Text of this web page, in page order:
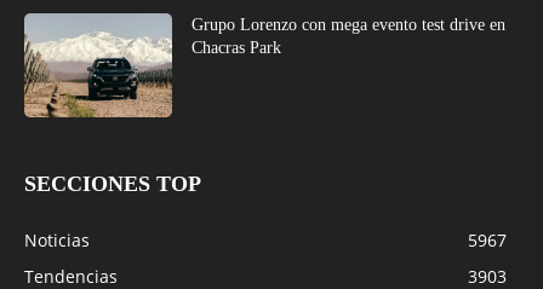
Grupo Lorenzo con mega evento test drive en
Chacras Park
SECCIONES TOP
Noticias
5967
Tendencias
3903